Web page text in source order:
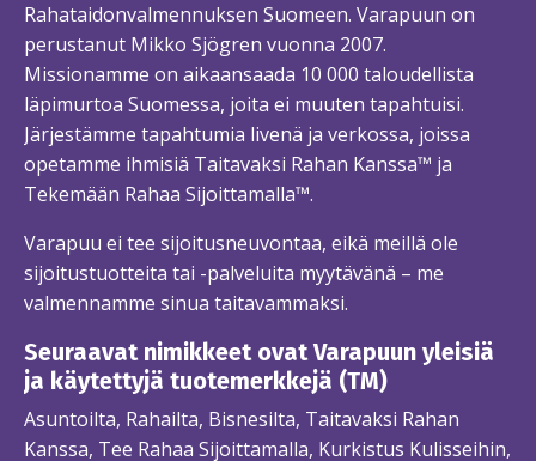
Rahataidonvalmennuksen Suomeen. Varapuun on
perustanut Mikko Sjögren vuonna 2007.
Missionamme on aikaansaada 10 000 taloudellista
läpimurtoa Suomessa, joita ei muuten tapahtuisi.
Järjestämme tapahtumia livenä ja verkossa, joissa
opetamme ihmisiä Taitavaksi Rahan Kanssa™ ja
Tekemään Rahaa Sijoittamalla™.
Varapuu ei tee sijoitusneuvontaa, eikä meillä ole
sijoitustuotteita tai -palveluita myytävänä – me
valmennamme sinua taitavammaksi.
Seuraavat nimikkeet ovat Varapuun yleisiä
ja käytettyjä tuotemerkkejä (TM)
Asuntoilta, Rahailta, Bisnesilta, Taitavaksi Rahan
Kanssa, Tee Rahaa Sijoittamalla, Kurkistus Kulisseihin,